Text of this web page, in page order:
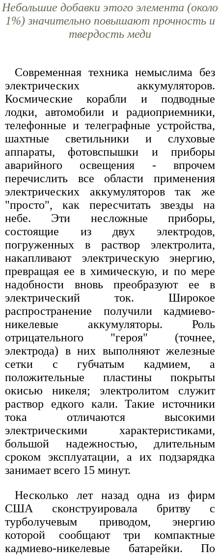
Небольшие добавки этого элемента (около
1%) значительно повышают прочность и
твердость меди
Современная техника немыслима без
электрических аккумуляторов.
Космические корабли и подводные
лодки, автомобили и радиоприемники,
телефонные и телеграфные устройства,
шахтные светильники и слуховые
аппараты, фотовспышки и приборы
аварийного освещения - впрочем
перечислить все области применения
электрических аккумуляторов так же
"просто", как пересчитать звезды на
небе. Эти несложные приборы,
состоящие из двух электродов,
погруженных в раствор электролита,
накапливают электрическую энергию,
превращая ее в химическую, и по мере
надобности вновь преобразуют ее в
электрический ток. Широкое
распространение получили кадмиево-
никелевые аккумуляторы. Роль
отрицательного "героя" (точнее,
электрода) в них выполняют железные
сетки с губчатым кадмием, а
положительные пластины покрыты
окисью никеля; электролитом служит
раствор едкого кали. Такие источники
тока отличаются высокими
электрическими характеристиками,
большой надежностью, длительным
сроком эксплуатации, а их подзарядка
занимает всего 15 минут.
Несколько лет назад одна из фирм
США сконструировала бритву с
турболучевым приводом, энергию
которой сообщают три компактные
кадмиево-никелевые батарейки. По